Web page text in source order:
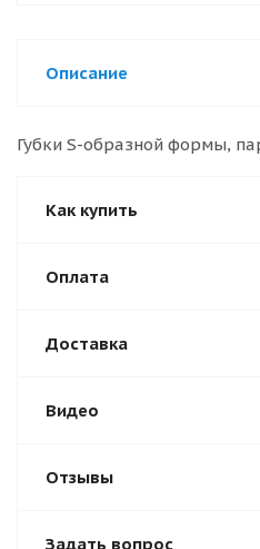
Описание
Губки S-образной формы,
Как купить
Оплата
Доставка
Видео
Отзывы
Задать вопрос